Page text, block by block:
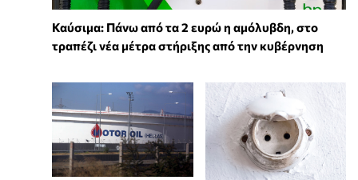
Καύσιμα: Πάνω από τα 2 ευρώ η αμόλυβδη, στο
τραπέζι νέα μέτρα στήριξης από την κυβέρνηση